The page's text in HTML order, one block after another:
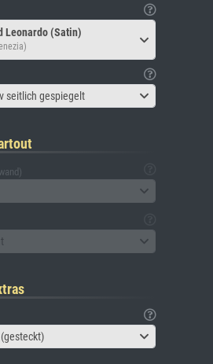
Leonardo (Satin)
seitlich gespiegelt